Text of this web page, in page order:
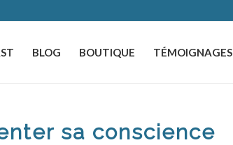
BLOG BOUTIQUE TÉMOIGNAGES
sa conscience